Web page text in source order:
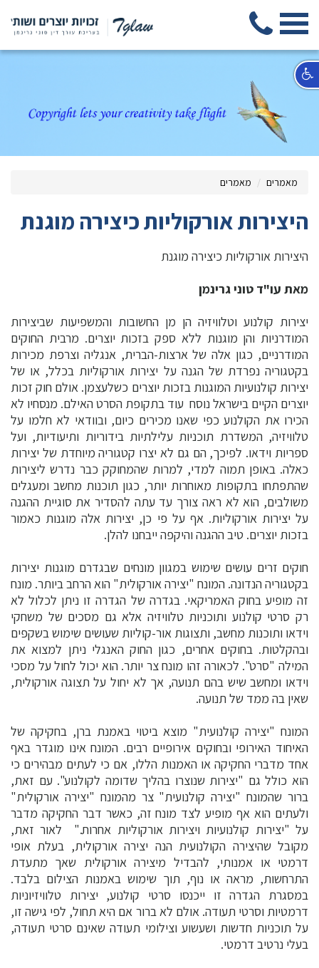
מאמרים מאמרים
היצירות אורקוליות כיצירה מוגנת
היצירות אורקוליות כיצירה מוגנת
מאת עו"ד טוני גרינמן
יצירות קולנוע וטלוויזיה הן מן החשובות והמשפיעות שביצירות
המודרניות והן מוגנות ללא ספק בזכות יוצרים. מרבית החוקים
המודרניים, כגון אלה של ארצות-הברית, אנגליה וצרפת מכירות
בקטגוריה נפרדת של הגנה על יצירות אורקוליות בכלל, או של
יצירות קולנועיות המוגנות בזכות יוצרים כשלעצמן. אולם חוק זכות
יוצרים הקיים בישראל נוסח עוד בתקופת הסרט האילם. מנסחיו לא
הכירו את הקולנוע כפי שאנו מכירים כיום, ובוודאי לא חלמו על
טלוויזיה, המשדרת תוכניות עלילתיות בידוריות ותיעודיות, ועל
ספריות וידאו. לפיכך, הם גם לא יצרו קטגוריה מיוחדת של יצירות
כאלה. באופן תמוה למדי, למרות שהמחוקק כבר נדרש ליצירות
שהתפתחו בתקופות מאוחרות יותר, כגון תוכנות מחשב ומעגלים
משולבים, הוא לא ראה צורך עד עתה להסדיר את סוגיית ההגנה
על יצירות אורקוליות. אף על פי כן, יצירות אלה מוגנות כאמור
בזכות יוצרים. טיב ההגנה והיקפה ייבחנו להלן.
חוקים זרים עושים שימוש במגוון מונחים שבגדרם מוגנות יצירות
בקטגוריה הנדונה. המונח "יצירה אורקולית" הוא הרחב ביותר. מונח
זה מופיע בחוק האמריקאי. בגדרה של הגדרה זו ניתן לכלול לא
רק סרטי קולנוע ותוכניות טלוויזיה אלא גם מסכים של משחקי
וידאו ותוכנות מחשב, ותצוגות אור-קוליות שעושים שימוש בשקפים
ובהקלטות. בחוקים אחרים, כגון החוק האנגלי ניתן למצוא את
המילה "סרט". לכאורה זהו מונח צר יותר. הוא יכול לחול על מסכי
וידאו ומחשב שיש בהם תנועה, אך לא יחול על תצוגה אורקולית,
שאין בה ממד של תנועה.
המונח "יצירה קולנועית" מוצא ביטוי באמנת ברן, בחקיקה של
האיחוד האירופי ובחוקים אירופיים רבים. המונח אינו מוגדר באף
אחד מדברי החקיקה או האמנות הללו, אם כי לעתים מבהירים כי
הוא כולל גם "יצירות שנוצרו בהליך שדומה לקולנוע". עם זאת,
ברור שהמונח "יצירה קולנועית" צר מהמונח "יצירה אורקולית"
ולעתים הוא אף מופיע לצד מונח זה, כאשר דבר החקיקה מדבר
על "יצירות קולנועיות ויצירות אורקוליות אחרות." לאור זאת,
מקובל שהיצירה הקולנועית הנה יצירה אורקולית, בעלת אופי
דרמטי או אמנותי, להבדיל מיצירה אורקולית שאך מתעדת
התרחשות, מראה או נוף, תוך שימוש באמנות הצילום בלבד.
במסגרת הגדרה זו ייכנסו סרטי קולנוע, יצירות טלוויזיוניות
דרמטיות וסרטי תעודה. אולם לא ברור אם היא תחול, לפי גישה זו,
על תוכניות חדשות ושעשוע וצילומי תעודה שאינם סרטי תעודה,
בעלי נרטיב דרמטי.